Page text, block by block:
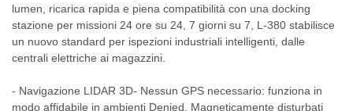
lumen, ricarica rapida e piena compatibilità con una docking
stazione per missioni 24 ore su 24, 7 giorni su 7, L-380 stabilisce
un nuovo standard per ispezioni industriali intelligenti, dalle
centrali elettriche ai magazzini.
- Navigazione LIDAR 3D- Nessun GPS necessario: funziona in
modo affidabile in ambienti Denied, Magneticamente disturbati